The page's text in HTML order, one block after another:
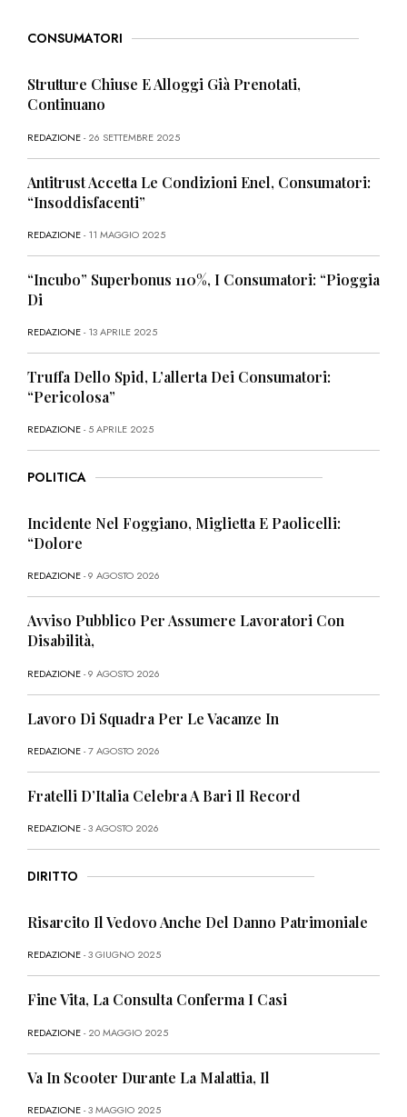
CONSUMATORI
Strutture Chiuse E Alloggi Già Prenotati,
Continuano
REDAZIONE- 26 SETTEMBRE 2025
Antitrust Accetta Le Condizioni Enel, Consumatori:
“Insoddisfacenti”
REDAZIONE- 11 MAGGIO 2025
“Incubo” Superbonus 110%, I Consumatori: “Pioggia
Di
REDAZIONE- 13 APRILE 2025
Truffa Dello Spid, L’allerta Dei Consumatori:
“Pericolosa”
REDAZIONE- 5 APRILE 2025
POLITICA
Incidente Nel Foggiano, Miglietta E Paolicelli:
“Dolore
REDAZIONE- 9 AGOSTO 2026
Avviso Pubblico Per Assumere Lavoratori Con
Disabilità,
REDAZIONE- 9 AGOSTO 2026
Lavoro Di Squadra Per Le Vacanze In
REDAZIONE- 7 AGOSTO 2026
Fratelli D’Italia Celebra A Bari Il Record
REDAZIONE- 3 AGOSTO 2026
DIRITTO
Risarcito Il Vedovo Anche Del Danno Patrimoniale
REDAZIONE- 3 GIUGNO 2025
Fine Vita, La Consulta Conferma I Casi
REDAZIONE- 20 MAGGIO 2025
Va In Scooter Durante La Malattia, Il
REDAZIONE- 3 MAGGIO 2025